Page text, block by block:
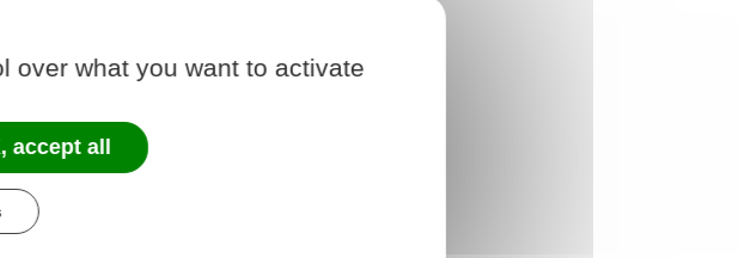
avocat,
over what you want to activate
accept all